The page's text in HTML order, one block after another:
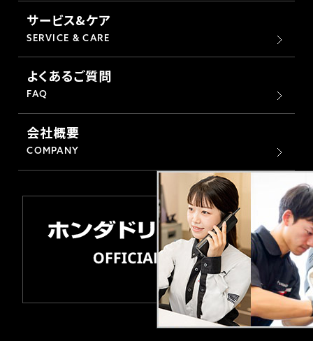
サービス&ケア
SERVICE & CARE
よくあるご質問
FAQ
会社概要
COMPANY